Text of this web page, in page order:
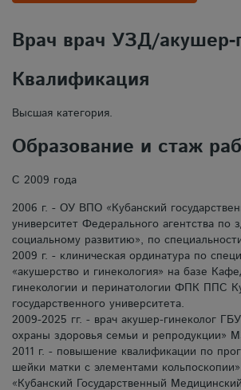
Врач врач УЗД/акушер-
Квалификация
Высшая категория.
Образование и стаж
С 2009 года
2006 г. - ОУ ВПО «Кубанский
университет Федерального агентства по
социальному развитию», по
2009 г. - клиническая ординатура по
«акушерство и гинекология» на базе
гинекологии и перинатологии ФПК ППС
государственного университета.
2009-2025 гг. - врач акушер-гинеколог
охраны здоровья семьи и репродукции»
2011 г. - повышение квалификации по
шейки матки с элементами
«Кубанский Государственный